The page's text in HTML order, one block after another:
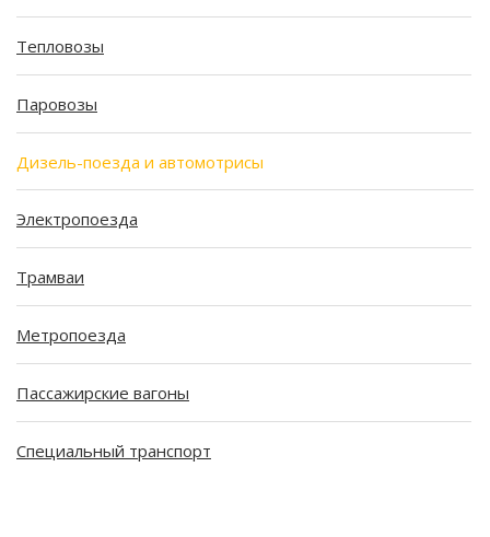
Тепловозы
Паровозы
Дизель-поезда и автомотрисы
Электропоезда
Трамваи
Метропоезда
Пассажирские вагоны
Специальный транспорт